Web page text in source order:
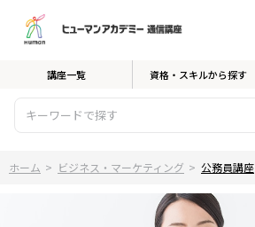
講座一覧 資格・スキルから探す
ホーム > ビジネス・マーケティング > 公務員講座